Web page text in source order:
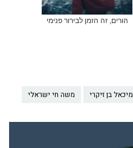
הורים, זה הזמן לבירור פנימי
מיכאל בן זיקרי משה חי ישראלי